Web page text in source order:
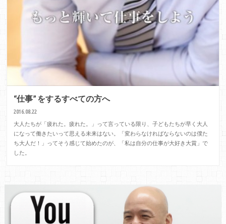
“仕事” をするすべての方へ
2016.08.22
大人たちが「疲れた。疲れた。」って言っている限り、子どもたちが早く大人
になって働きたいって思える未来はない。「変わらなければならないのは僕た
ち大人だ！」ってそう感じて始めたのが、「私は自分の仕事が大好き大賞」で
した。